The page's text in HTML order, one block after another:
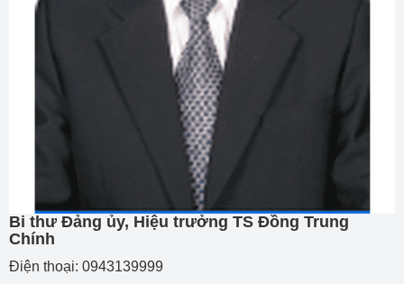
Bi thư Đảng ủy, Hiệu trưởng TS Đồng Trung
Chính
Điện thoại: 0943139999